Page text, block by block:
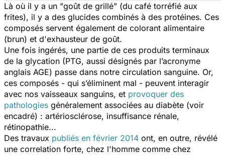
Là où il y a un "goût de grillé" (du café torréfié aux
frites), il y a des glucides combinés à des protéines. Ces
composés servent également de colorant alimentaire
(brun) et d'exhausteur de goût.
Une fois ingérés, une partie de ces produits terminaux
de la glycation (PTG, aussi désignés par l’acronyme
anglais AGE) passe dans notre circulation sanguine. Or,
ces composés - qui s’éliminent mal - peuvent interagir
avec nos vaisseaux sanguins, et provoquer des
pathologies généralement associées au diabète (voir
encadré) : artériosclérose, insuffisance rénale,
rétinopathie...
Des travaux publiés en février 2014 ont, en outre, révélé
une correlation forte, chez l'homme comme chez